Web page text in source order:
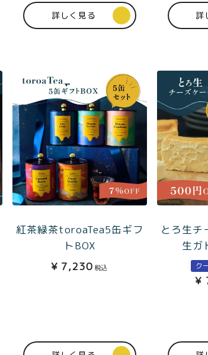
TOP
商品
メンバー
読みもの
会社概要
お問い合
わせ
ご利用ガ
イド
詳しく見る 詳
紅茶緑茶toroaTea5缶ギフ
トBOX
¥ 7,230 税込
とろ生チ
生ガ
ク
¥